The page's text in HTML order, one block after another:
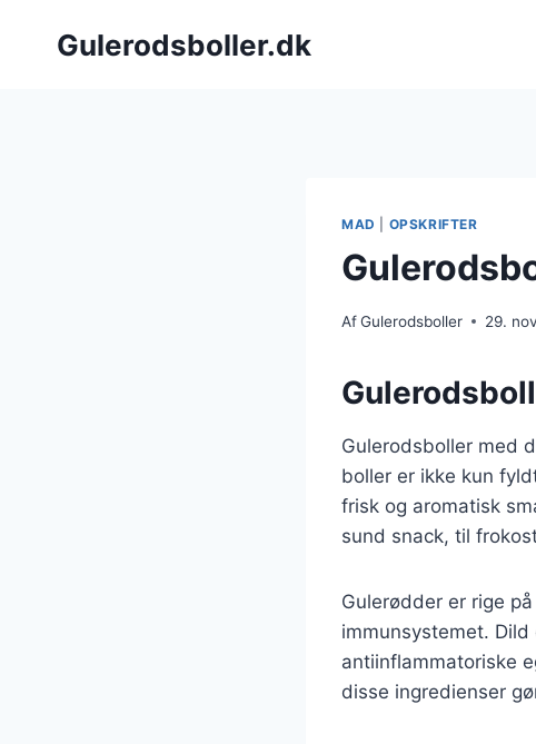
Gulerodsboller.dk
MAD OPSKRIFTER
AfGulerodsboller 29.
Gulerodsboller med
boller er ikke kun
frisk og aromatisk
sund snack, til
Gulerødder er rige
immunsystemet.
antiinflammatoriske
disse ingredienser